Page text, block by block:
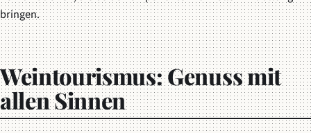
bringen.
Weintourismus: Genuss mit
allen Sinnen